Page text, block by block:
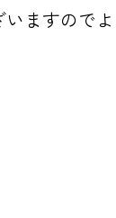
ますので